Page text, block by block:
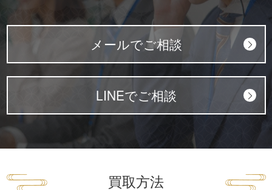
メールでご相談
LINEでご相談
買取方法